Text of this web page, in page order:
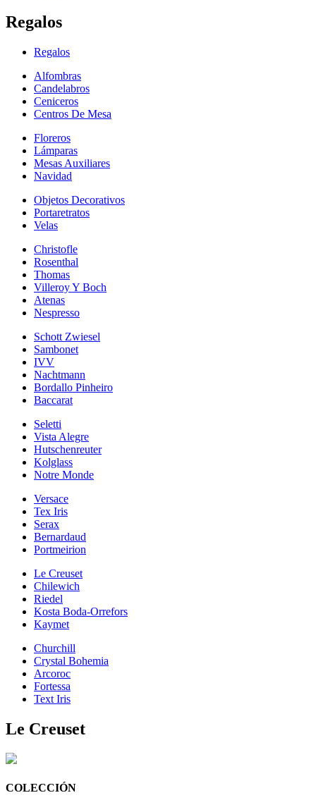
Regalos
Regalos
Alfombras
Candelabros
Ceniceros
Centros De Mesa
Floreros
Lámparas
Mesas Auxiliares
Navidad
Objetos Decorativos
Portaretratos
Velas
Christofle
Rosenthal
Thomas
Villeroy Y Boch
Atenas
Nespresso
Schott Zwiesel
Sambonet
IVV
Nachtmann
Bordallo Pinheiro
Baccarat
Seletti
Vista Alegre
Hutschenreuter
Kolglass
Notre Monde
Versace
Tex Iris
Serax
Bernardaud
Portmeirion
Le Creuset
Chilewich
Riedel
Kosta Boda-Orrefors
Kaymet
Churchill
Crystal Bohemia
Arcoroc
Fortessa
Text Iris
Le Creuset
COLECCIÓN